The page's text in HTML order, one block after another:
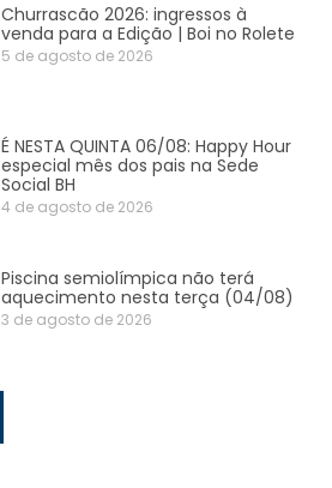
Churrascão 2026: ingressos à
venda para a Edição | Boi no Rolete
5 de agosto de 2026
É NESTA QUINTA 06/08: Happy Hour
especial mês dos pais na Sede
Social BH
4 de agosto de 2026
Piscina semiolímpica não terá
aquecimento nesta terça (04/08)
3 de agosto de 2026